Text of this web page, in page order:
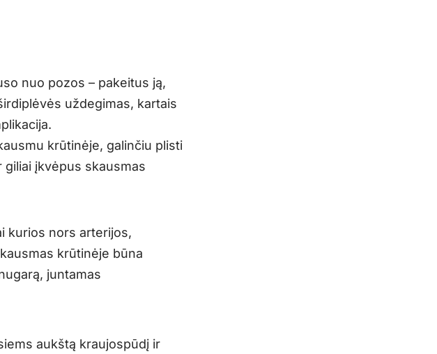
nuo pozos – pakeitus ją,
uždegimas, kartais
krūtinėje, galinčiu plisti
giliai įkvėpus skausmas
kurios nors arterijos,
krūtinėje būna
juntamas
aukštą kraujospūdį ir